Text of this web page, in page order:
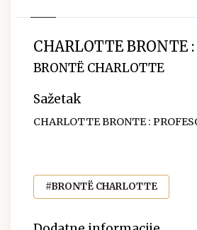
CHARLOTTE BRONTE :
BRONTË CHARLOTTE
Sažetak
CHARLOTTE BRONTE :
#BRONTË CHARLOTTE